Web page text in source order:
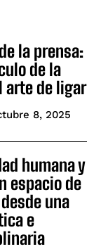
la prensa:
de la
arte de ligar
8, 2025
humana y
espacio de
una
e